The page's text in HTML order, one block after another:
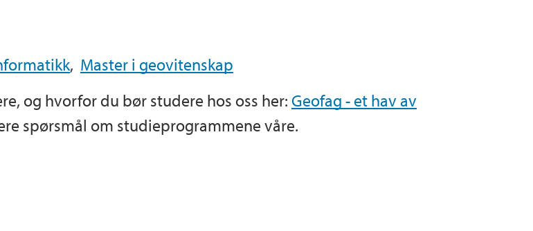
, Master i geovitenskap
og hvorfor du bør studere hos oss her: Geofag - et hav av
spørsmål om studieprogrammene våre.